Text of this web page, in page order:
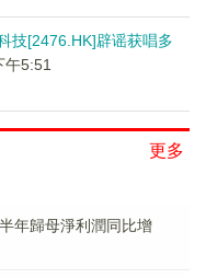
技[2476.HK]辟谣获唱多
5:51
更多
年歸母淨利潤同比增